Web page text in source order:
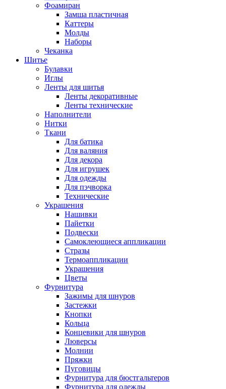
Фоамиран
Замша пластичная
Каттеры
Молды
Наборы
Чеканка
Шитье
Булавки
Иглы
Ленты для шитья
Ленты декоративные
Ленты технические
Наполнители
Нитки
Ткани
Для батика
Для валяния
Для декора
Для игрушек
Для одежды
Для пэчворка
Технические
Украшения
Нашивки
Пайетки
Подвески
Самоклеющиеся аппликации
Стразы
Термоаппликации
Украшения
Цветы
Фурнитура
Зажимы для шнуров
Застежки
Кнопки
Кольца
Концевики для шнуров
Люверсы
Молнии
Пряжки
Пуговицы
Фурнитура для бюстгальтеров
Фурнитура для одежды